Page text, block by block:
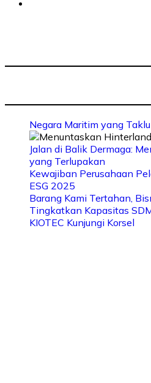
Negara Maritim yang
Jalan di Balik Dermaga:
yang Terlupakan
Kewajiban Perusahaan
ESG 2025
Barang Kami Tertahan,
Tingkatkan Kapasitas
KIOTEC Kunjungi Korsel